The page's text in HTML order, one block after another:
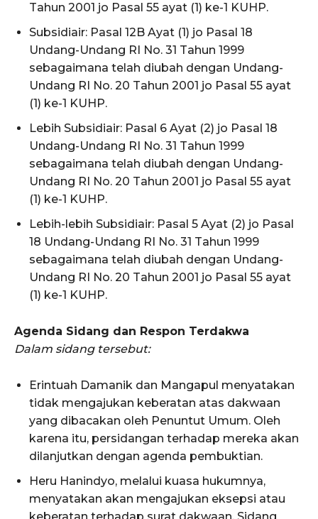
Tahun 2001 jo Pasal 55 ayat (1) ke-1 KUHP.
Subsidiair: Pasal 12B Ayat (1) jo Pasal 18
Undang-Undang RI No. 31 Tahun 1999
sebagaimana telah diubah dengan Undang-
Undang RI No. 20 Tahun 2001 jo Pasal 55 ayat
(1) ke-1 KUHP.
Lebih Subsidiair: Pasal 6 Ayat (2) jo Pasal 18
Undang-Undang RI No. 31 Tahun 1999
sebagaimana telah diubah dengan Undang-
Undang RI No. 20 Tahun 2001 jo Pasal 55 ayat
(1) ke-1 KUHP.
Lebih-lebih Subsidiair: Pasal 5 Ayat (2) jo Pasal
18 Undang-Undang RI No. 31 Tahun 1999
sebagaimana telah diubah dengan Undang-
Undang RI No. 20 Tahun 2001 jo Pasal 55 ayat
(1) ke-1 KUHP.
Agenda Sidang dan Respon Terdakwa
Dalam sidang tersebut:
Erintuah Damanik dan Mangapul menyatakan
tidak mengajukan keberatan atas dakwaan
yang dibacakan oleh Penuntut Umum. Oleh
karena itu, persidangan terhadap mereka akan
dilanjutkan dengan agenda pembuktian.
Heru Hanindyo, melalui kuasa hukumnya,
menyatakan akan mengajukan eksepsi atau
keberatan terhadap surat dakwaan. Sidang